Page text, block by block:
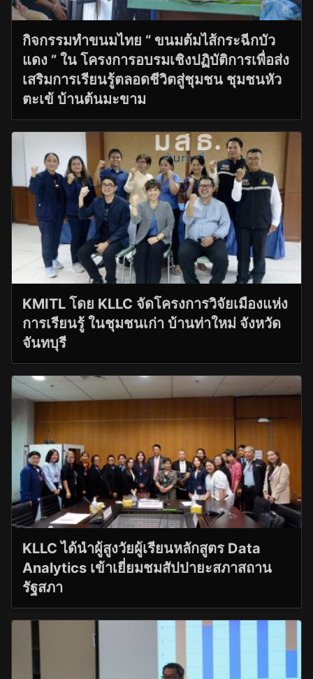
กิจกรรมทำขนมไทย “ ขนมต้มไส้กระฉีกบัว
แดง ” ใน โครงการอบรมเชิงปฏิบัติการเพื่อส่ง
เสริมการเรียนรู้ตลอดชีวิตสู่ชุมชน ชุมชนหัว
ตะเข้ บ้านต้นมะขาม
KMITL โดย KLLC จัดโครงการวิจัยเมืองแห่ง
การเรียนรู้ ในชุมชนเก่า บ้านท่าใหม่ จังหวัด
จันทบุรี
KLLC ได้นำผู้สูงวัยผู้เรียนหลักสูตร Data
Analytics เข้าเยี่ยมชมสัปปายะสภาสถาน
รัฐสภา